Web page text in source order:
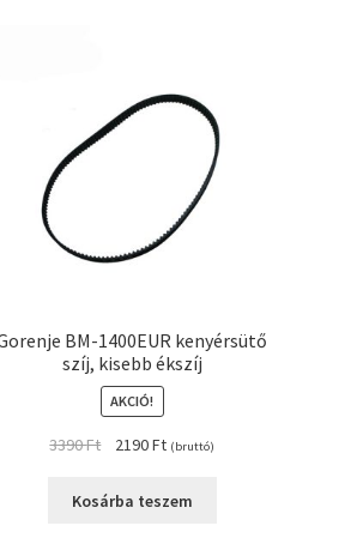
BM-1400EUR kenyérsütő
szíj, kisebb ékszíj
AKCIÓ!
3390Ft
Original
was:
2190FtCurrent
is:
(bruttó)
Kosárba teszem